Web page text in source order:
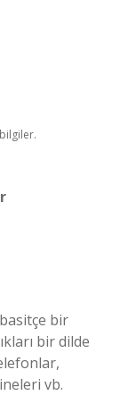
bir
bir dilde
vb.